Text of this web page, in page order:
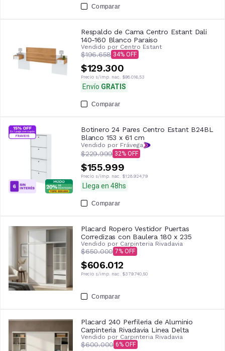
Comparar
Respaldo de Cama Centro Estant Dali
140-160 Blanco Paraiso
Vendido por Centro Estant
$196.658 34
$129.300
Precio s/imp. nac. $98.016,53
Envío GRATIS
Comparar
Botinero 24 Pares Centro Estant B24BL
Blanco 153 x 61 cm
Vendido por Frávega
$229.999 32
$155.999
Precio s/imp. nac. $128.924,79
Llega en 48hs
Comparar
Placard Ropero Vestidor Puertas
Corredizas con Baulera 180 x 235
Vendido por Carpinteria Rivadavia
$650.000 7
$606.012
Precio s/imp. nac. $379.740,50
Comparar
Placard 240 Perfileria de Aluminio
Carpinteria Rivadavia Linea Delta
Vendido por Carpinteria Rivadavia
$600.000 6